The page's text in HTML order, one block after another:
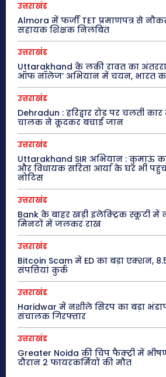
उत्तराखंड
Almora में फर्जी TET प्रमाणपत्र से
सहायक शिक्षक निलंबित
उत्तराखंड
Uttarakhand के लकी रावत का
ऑफ नॉलेज’ अभियान में चयन, भारत का
उत्तराखंड
Dehradun : हरिद्वार रोड पर चलती
चालक ने कूदकर बचाई जान
उत्तराखंड
Uttarakhand SIR अभियान : कुमाऊं
और विधायक सरिता आर्या के घर भी
नोटिस
उत्तराखंड
Bank के बाहर खड़ी इलेक्ट्रिक स्कूटी
मिनटों में जलकर राख
उत्तराखंड
Bitcoin Scam में ED का बड़ा एक्शन,
संपत्तियां कुर्क
उत्तराखंड
Haridwar में नशीले सिरप का बड़ा
संचालक गिरफ्तार
उत्तराखंड
Greater Noida की चिप फैक्ट्री में
दौरान 2 फायरकर्मियों की मौत